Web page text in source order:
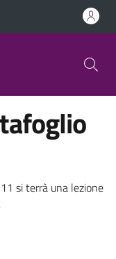
si terrà una lezione